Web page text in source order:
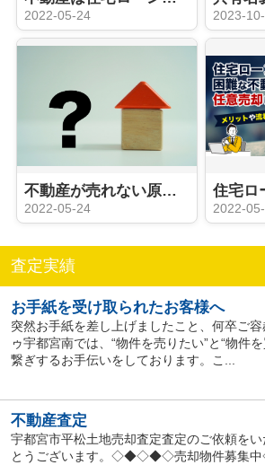
2022-05-24 2023-
不動産が売れない原因とは？売れるためのポイントもご紹介
2022-05-24 2022-
査定実績
お手紙を受け取られたお客様へ
突然お手紙を差し上げましたこと、何卒ご
ゥ宇都宮南では、“物件を売りたい”と“物件
繋ぎするお手伝いをしております。こ...
不動産査定
宇都宮市平松土地売却査定査定のご依頼を
とうございます。◇◆◇◆◇売却物件募集